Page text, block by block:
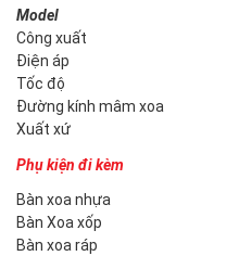
Model
Công xuất
Điện áp
Tốc độ
Đường kính mâm xoa
Xuất xứ
Phụ kiện đi kèm
Bàn xoa nhựa
Bàn Xoa xốp
Bàn xoa ráp